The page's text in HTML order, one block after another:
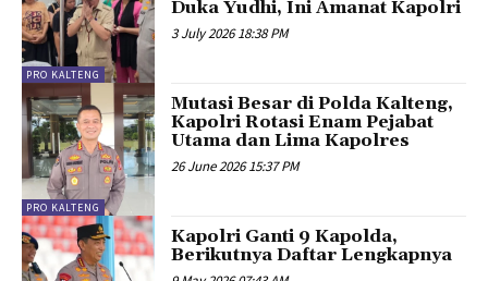
PRO KALTENG
Duka Yudhi, Ini Amanat Kapolri
3 July 2026 18:38 PM
PRO KALTENG
Mutasi Besar di Polda Kalteng,
Kapolri Rotasi Enam Pejabat
Utama dan Lima Kapolres
26 June 2026 15:37 PM
Kapolri Ganti 9 Kapolda,
Berikutnya Daftar Lengkapnya